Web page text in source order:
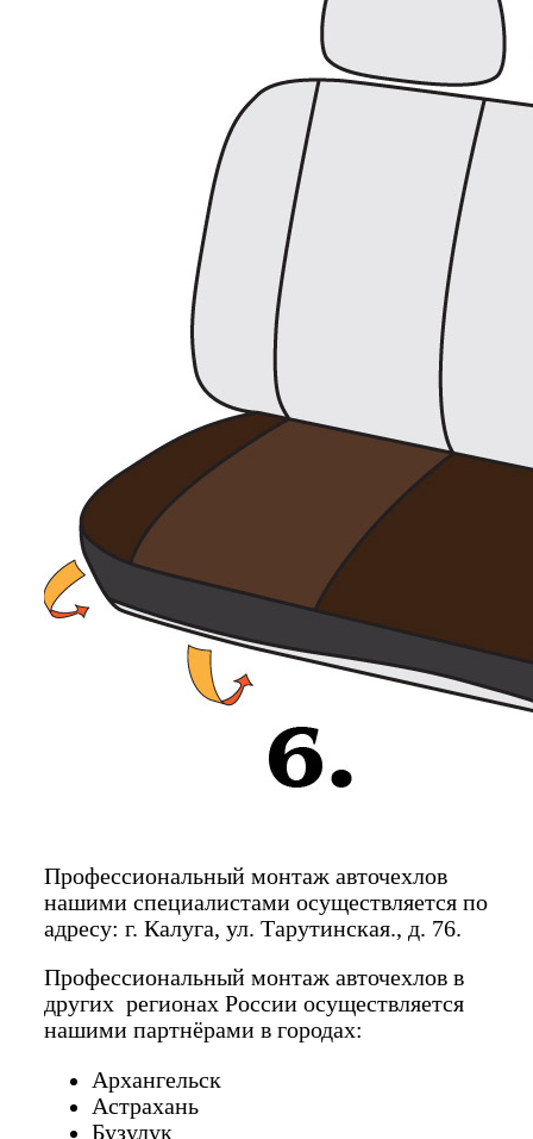
Профессиональный монтаж авточехлов
нашими специалистами осуществляется по
адресу: г. Калуга, ул. Тарутинская., д. 76.
Профессиональный монтаж авточехлов в
других регионах России осуществляется
нашими партнёрами в городах:
Архангельск
Астрахань
Бузулук